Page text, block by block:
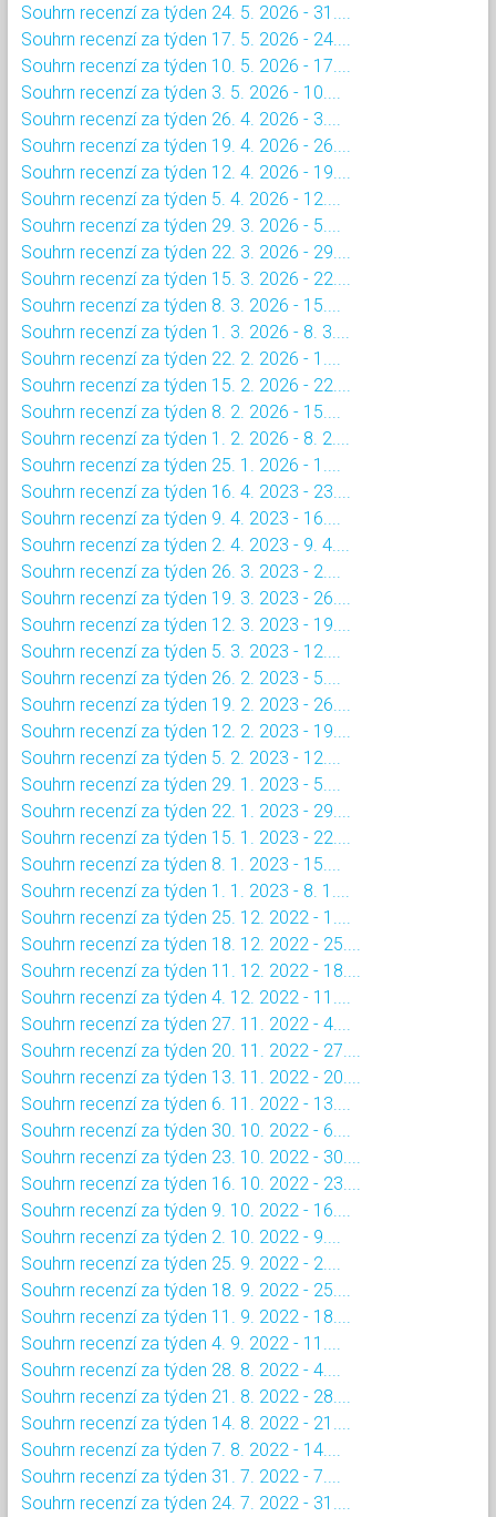
Souhrn recenzí za týden 24. 5. 2026 - 31....
Souhrn recenzí za týden 17. 5. 2026 - 24....
Souhrn recenzí za týden 10. 5. 2026 - 17....
Souhrn recenzí za týden 3. 5. 2026 - 10....
Souhrn recenzí za týden 26. 4. 2026 - 3....
Souhrn recenzí za týden 19. 4. 2026 - 26....
Souhrn recenzí za týden 12. 4. 2026 - 19....
Souhrn recenzí za týden 5. 4. 2026 - 12....
Souhrn recenzí za týden 29. 3. 2026 - 5....
Souhrn recenzí za týden 22. 3. 2026 - 29....
Souhrn recenzí za týden 15. 3. 2026 - 22....
Souhrn recenzí za týden 8. 3. 2026 - 15....
Souhrn recenzí za týden 1. 3. 2026 - 8. 3....
Souhrn recenzí za týden 22. 2. 2026 - 1....
Souhrn recenzí za týden 15. 2. 2026 - 22....
Souhrn recenzí za týden 8. 2. 2026 - 15....
Souhrn recenzí za týden 1. 2. 2026 - 8. 2....
Souhrn recenzí za týden 25. 1. 2026 - 1....
Souhrn recenzí za týden 16. 4. 2023 - 23....
Souhrn recenzí za týden 9. 4. 2023 - 16....
Souhrn recenzí za týden 2. 4. 2023 - 9. 4....
Souhrn recenzí za týden 26. 3. 2023 - 2....
Souhrn recenzí za týden 19. 3. 2023 - 26....
Souhrn recenzí za týden 12. 3. 2023 - 19....
Souhrn recenzí za týden 5. 3. 2023 - 12....
Souhrn recenzí za týden 26. 2. 2023 - 5....
Souhrn recenzí za týden 19. 2. 2023 - 26....
Souhrn recenzí za týden 12. 2. 2023 - 19....
Souhrn recenzí za týden 5. 2. 2023 - 12....
Souhrn recenzí za týden 29. 1. 2023 - 5....
Souhrn recenzí za týden 22. 1. 2023 - 29....
Souhrn recenzí za týden 15. 1. 2023 - 22....
Souhrn recenzí za týden 8. 1. 2023 - 15....
Souhrn recenzí za týden 1. 1. 2023 - 8. 1....
Souhrn recenzí za týden 25. 12. 2022 - 1....
Souhrn recenzí za týden 18. 12. 2022 - 25....
Souhrn recenzí za týden 11. 12. 2022 - 18....
Souhrn recenzí za týden 4. 12. 2022 - 11....
Souhrn recenzí za týden 27. 11. 2022 - 4....
Souhrn recenzí za týden 20. 11. 2022 - 27....
Souhrn recenzí za týden 13. 11. 2022 - 20....
Souhrn recenzí za týden 6. 11. 2022 - 13....
Souhrn recenzí za týden 30. 10. 2022 - 6....
Souhrn recenzí za týden 23. 10. 2022 - 30....
Souhrn recenzí za týden 16. 10. 2022 - 23....
Souhrn recenzí za týden 9. 10. 2022 - 16....
Souhrn recenzí za týden 2. 10. 2022 - 9....
Souhrn recenzí za týden 25. 9. 2022 - 2....
Souhrn recenzí za týden 18. 9. 2022 - 25....
Souhrn recenzí za týden 11. 9. 2022 - 18....
Souhrn recenzí za týden 4. 9. 2022 - 11....
Souhrn recenzí za týden 28. 8. 2022 - 4....
Souhrn recenzí za týden 21. 8. 2022 - 28....
Souhrn recenzí za týden 14. 8. 2022 - 21....
Souhrn recenzí za týden 7. 8. 2022 - 14....
Souhrn recenzí za týden 31. 7. 2022 - 7....
Souhrn recenzí za týden 24. 7. 2022 - 31....